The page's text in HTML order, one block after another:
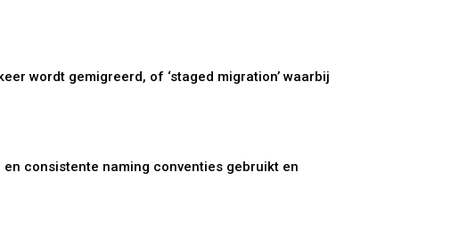
wordt gemigreerd, of ‘staged migration’ waarbij
consistente naming conventies gebruikt en